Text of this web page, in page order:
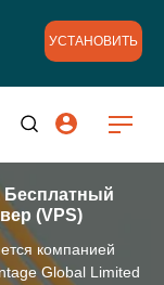
УСТАНОВИТЬ
Бесплатный
(VPS)
компанией
Global Limited